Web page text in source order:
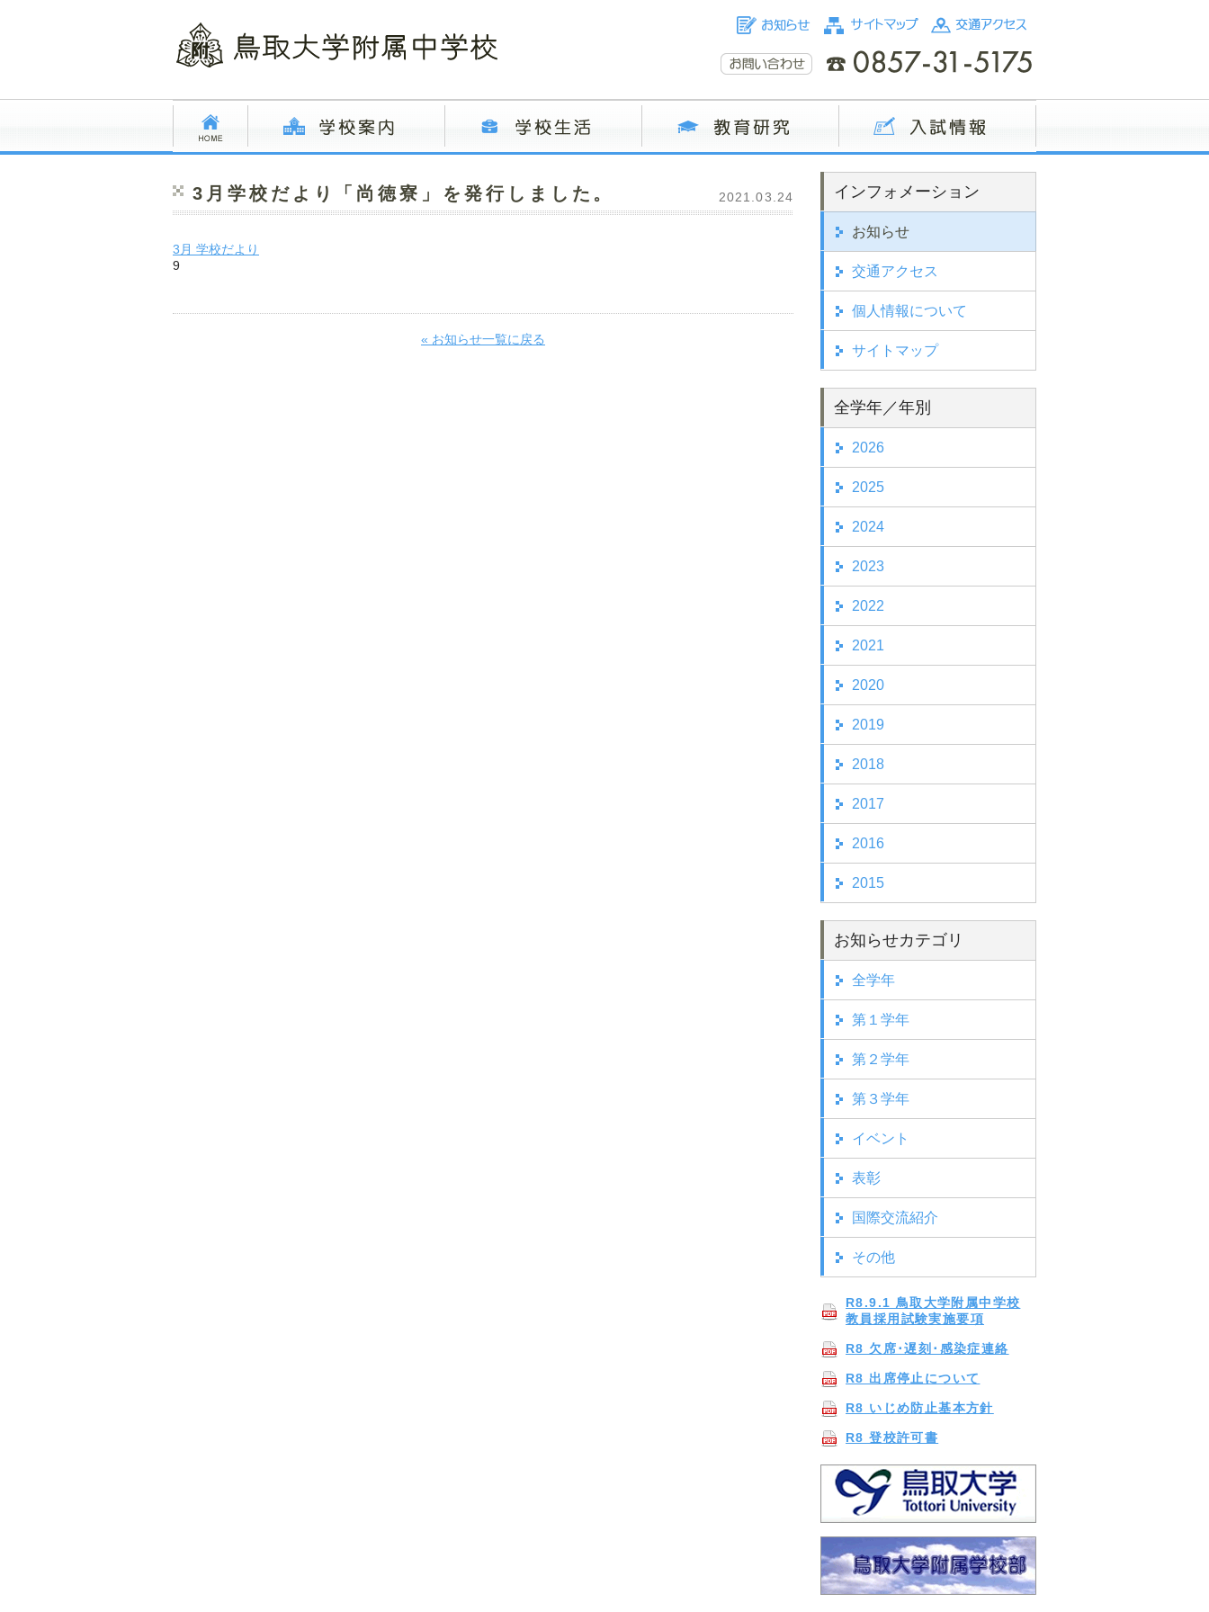
インフォメーション
お知らせ
交通アクセス
個人情報について
サイトマップ
全学年／年別
2026
2025
2024
2023
2022
2021
2020
2019
2018
2017
2016
2015
お知らせカテゴリ
全学年
第１学年
第２学年
第３学年
イベント
表彰
国際交流紹介
その他
R8.9.1 鳥取大学附属中学校
教員採用試験実施要項
R8 欠席･遅刻･感染症連絡
R8 出席停止について
R8 いじめ防止基本方針
R8 登校許可書
3月学校だより「尚徳寮」を発行しました。 2021.03.24
3月 学校だより
9
« お知らせ一覧に戻る